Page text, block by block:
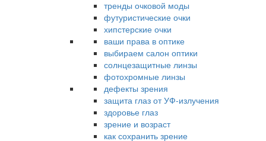
тренды очковой моды
футуристические очки
хипстерские очки
ваши права в оптике
выбираем салон оптики
солнцезащитные линзы
фотохромные линзы
дефекты зрения
защита глаз от УФ-излучения
здоровье глаз
зрение и возраст
как сохранить зрение